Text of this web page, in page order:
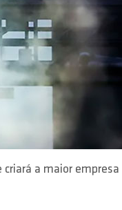
a maior